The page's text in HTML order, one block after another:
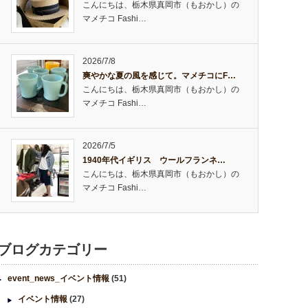
こんにちは、栃木県真岡市（もおかし）の
マメチコ Fashi…
2026/7/8
爽やかな夏の風を感じて。マメチコにF…
こんにちは、栃木県真岡市（もおかし）の
マメチコ Fashi…
2026/7/5
1940年代イギリス ウールフランネ…
こんにちは、栃木県真岡市（もおかし）の
マメチコ Fashi…
ログカテゴリー
event_news_イベント情報 (51)
イベント情報 (27)